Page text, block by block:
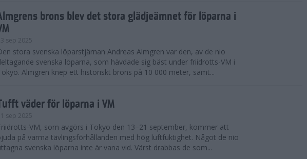
brons blev det stora glädjeämnet för löparna i
sep 2025
stora svenska löparstjärnan Andreas Almgren var den, av de nio
svenska löparna, som hävdade sig bäst under friidrotts-VM i
Almgren knep ett historiskt brons på 10 000 meter, samt...
väder för löparna i VM
sep 2025
VM, som avgörs i Tokyo den 13–21 september, kommer att
på varma tävlingsförhållanden med hög luftfuktighet. Något de nio
svenska löparna inte är vana vid. Värst drabbas de som...